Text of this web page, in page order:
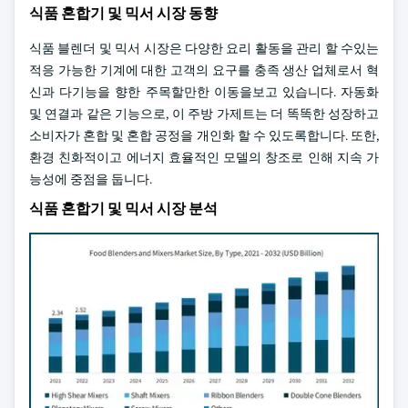
식품 혼합기 및 믹서 시장 동향
식품 블렌더 및 믹서 시장은 다양한 요리 활동을 관리 할 수있는
적응 가능한 기계에 대한 고객의 요구를 충족 생산 업체로서 혁
신과 다기능을 향한 주목할만한 이동을보고 있습니다. 자동화
및 연결과 같은 기능으로, 이 주방 가제트는 더 똑똑한 성장하고
소비자가 혼합 및 혼합 공정을 개인화 할 수 있도록합니다. 또한,
환경 친화적이고 에너지 효율적인 모델의 창조로 인해 지속 가
능성에 중점을 둡니다.
식품 혼합기 및 믹서 시장 분석